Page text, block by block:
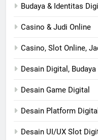
Budaya & Identitas
Casino & Judi Online
Casino, Slot Online,
Desain Digital,
Desain Game Digital
Desain Platform Digital
Desain UI/UX Slot